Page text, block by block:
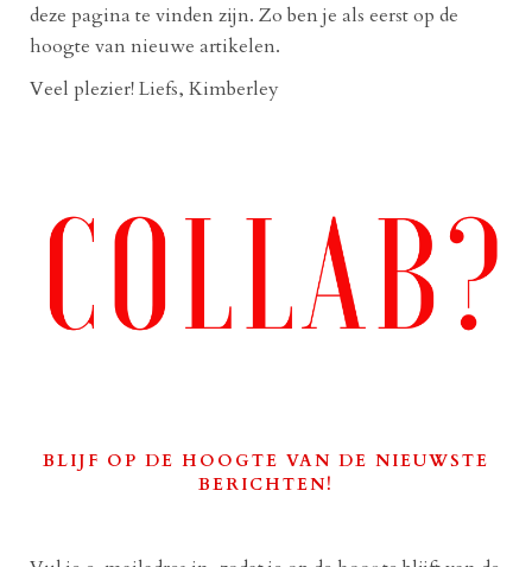
deze pagina te vinden zijn. Zo ben je als eerst op de
hoogte van nieuwe artikelen.
Veel plezier! Liefs, Kimberley
BLIJF OP DE HOOGTE VAN DE NIEUWSTE
BERICHTEN!